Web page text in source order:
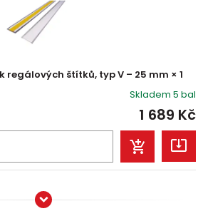
štítků, typ V – 25 mm × 1
Skladem 5 bal
1 689 Kč